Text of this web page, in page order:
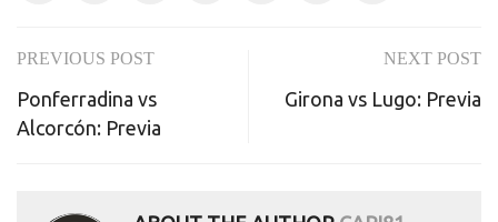
Post
navigation
PREVIOUS POST
Ponferradina vs
Alcorcón: Previa
NEXT POST
Girona vs Lugo: Previa